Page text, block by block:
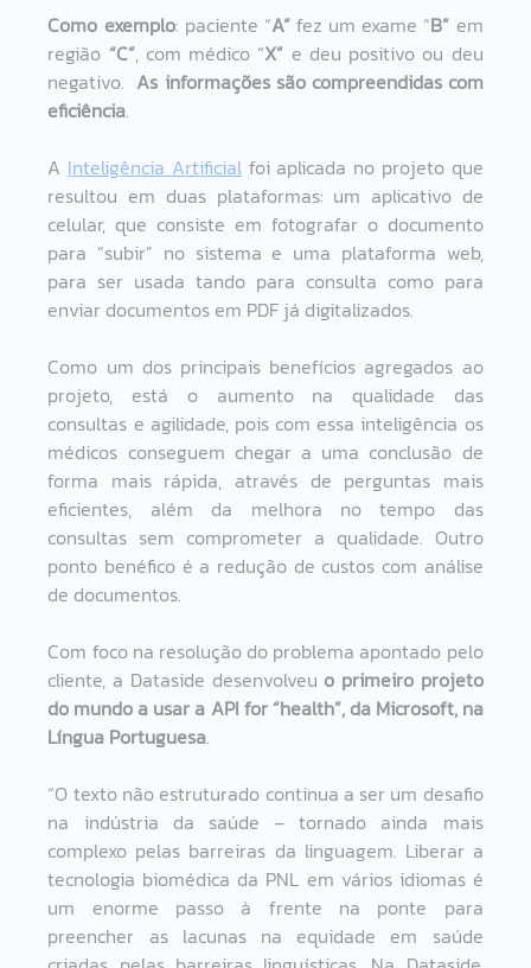
Como exemplo: paciente “A” fez um exame “B” em
região “C”, com médico “X” e deu positivo ou deu
negativo. As informações são compreendidas com
eficiência.
A Inteligência Artificial foi aplicada no projeto que
resultou em duas plataformas: um aplicativo de
celular, que consiste em fotografar o documento
para “subir” no sistema e uma plataforma web,
para ser usada tando para consulta como para
enviar documentos em PDF já digitalizados.
Como um dos principais benefícios agregados ao
projeto, está o aumento na qualidade das
consultas e agilidade, pois com essa inteligência os
médicos conseguem chegar a uma conclusão de
forma mais rápida, através de perguntas mais
eficientes, além da melhora no tempo das
consultas sem comprometer a qualidade. Outro
ponto benéfico é a redução de custos com análise
de documentos.
Com foco na resolução do problema apontado pelo
cliente, a Dataside desenvolveu o primeiro projeto
do mundo a usar a API for “health”, da Microsoft, na
Língua Portuguesa.
“O texto não estruturado continua a ser um desafio
na indústria da saúde – tornado ainda mais
complexo pelas barreiras da linguagem. Liberar a
tecnologia biomédica da PNL em vários idiomas é
um enorme passo à frente na ponte para
preencher as lacunas na equidade em saúde